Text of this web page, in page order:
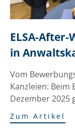
ELSA-
in
Vom
Kanzleien: Beim
Dezember 2025
Zum Artikel